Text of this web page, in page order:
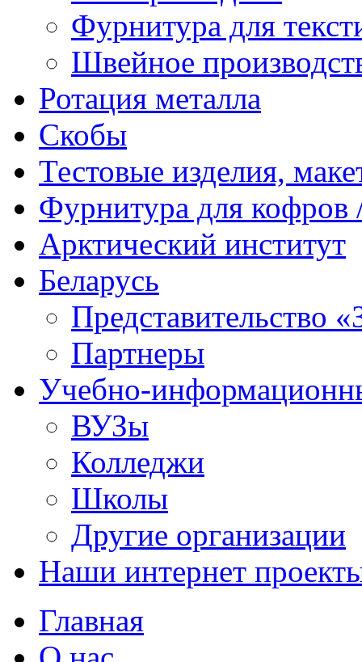
Фурнитура для
Швейное
Ротация металла
Скобы
Тестовые изделия,
Фурнитура для кофров
Арктический институт
Беларусь
Представительство
Партнеры
Учебно-
ВУЗы
Колледжи
Школы
Другие организации
Наши интернет
Главная